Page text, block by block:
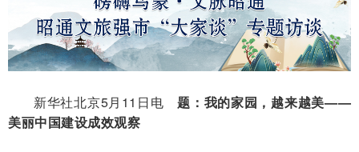
新华社北京5月11日电题：我的家园，越来越美——
美丽中国建设成效观察